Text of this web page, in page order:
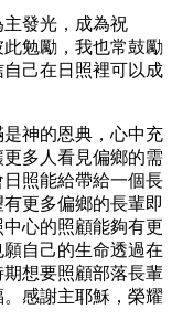
發光，成為祝
勉勵，我也常鼓勵
己在日照裡可以成
神的恩典，心中充
多人看見偏鄉的需
照能給帶給一個長
更多偏鄉的長輩即
心的照顧能夠有更
自己的生命透過在
想要照顧部落長輩
感謝主耶穌，榮耀